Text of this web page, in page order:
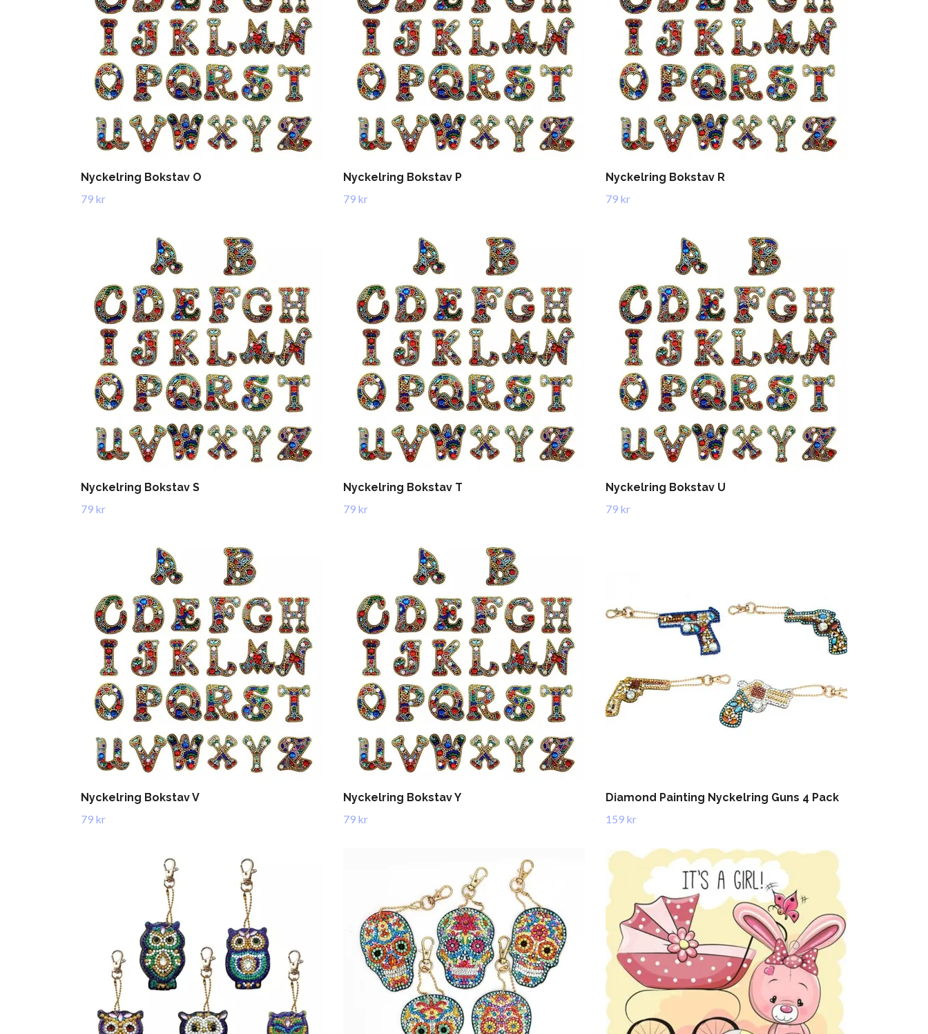
Nyckelring Bokstav O
79 kr
Nyckelring Bokstav P
79 kr
Nyckelring Bokstav R
79 kr
Nyckelring Bokstav S
79 kr
Nyckelring Bokstav T
79 kr
Nyckelring Bokstav U
79 kr
Nyckelring Bokstav V
79 kr
Nyckelring Bokstav Y
79 kr
Diamond Painting Nyckelring Guns 4 Pack
159 kr